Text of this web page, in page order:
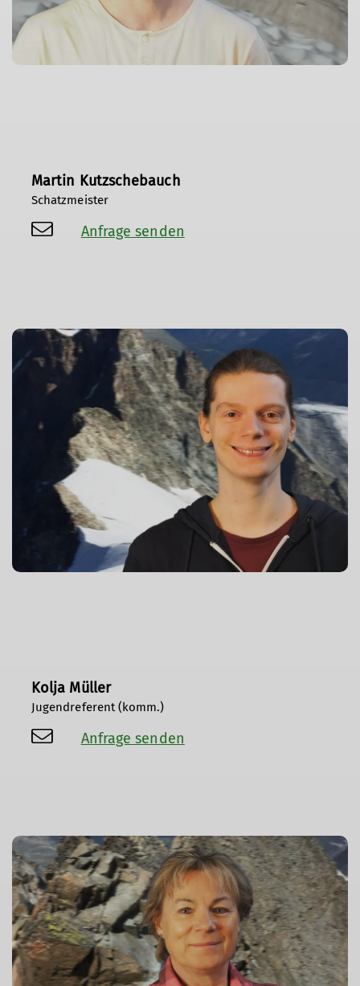
Martin Kutzschebauch
Schatzmeister
Anfrage senden
Kolja Müller
Jugendreferent (komm.)
Anfrage senden